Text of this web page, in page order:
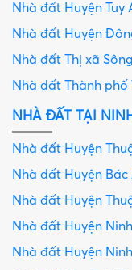
Nhà đất Huyện Tuy
Nhà đất Huyện
Nhà đất Thị xã
Nhà đất Thành phố
NHÀ ĐẤT TẠI
Nhà đất Huyện
Nhà đất Huyện Bác
Nhà đất Huyện
Nhà đất Huyện
Nhà đất Huyện